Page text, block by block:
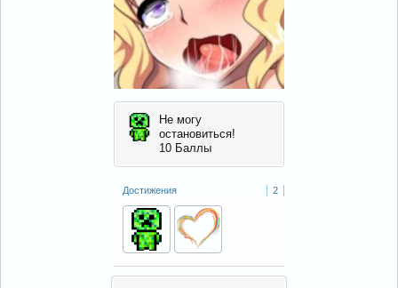
Не могу
остановиться!
10 Баллы
Достижения 2